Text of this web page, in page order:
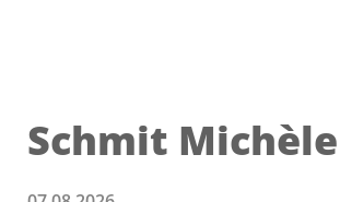
Schmit Michèle